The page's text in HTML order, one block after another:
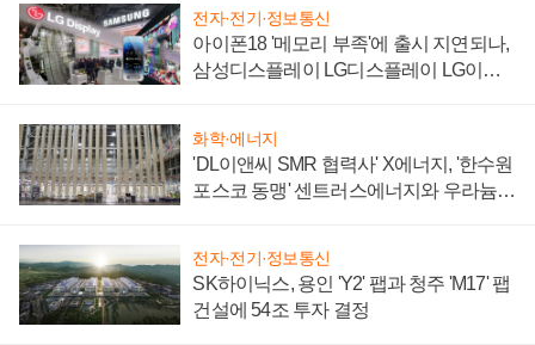
전자·전기·정보통신
아이폰18 '메모리 부족'에 출시 지연되나,
삼성디스플레이 LG디스플레이 LG이노
화학·에너지
'DL이앤씨 SMR 협력사' X에너지, '한수원
포스코 동맹' 센트러스에너지와 우라늄
전자·전기·정보통신
SK하이닉스, 용인 'Y2' 팹과 청주 'M17' 팹
건설에 54조 투자 결정